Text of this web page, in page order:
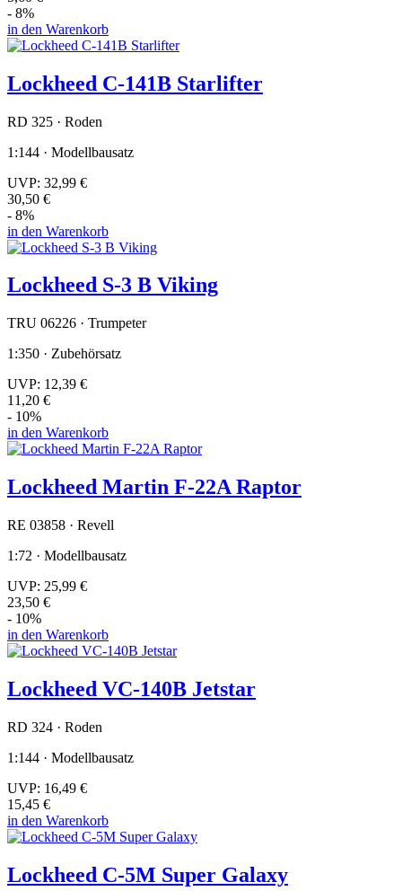
- 8%
in den Warenkorb
Lockheed C-141B Starlifter
RD 325 · Roden
1:144 · Modellbausatz
UVP: 32,99 €
30,50 €
- 8%
in den Warenkorb
Lockheed S-3 B Viking
TRU 06226 · Trumpeter
1:350 · Zubehörsatz
UVP: 12,39 €
11,20 €
- 10%
in den Warenkorb
Lockheed Martin F-22A Raptor
RE 03858 · Revell
1:72 · Modellbausatz
UVP: 25,99 €
23,50 €
- 10%
in den Warenkorb
Lockheed VC-140B Jetstar
RD 324 · Roden
1:144 · Modellbausatz
UVP: 16,49 €
15,45 €
in den Warenkorb
Lockheed C-5M Super Galaxy